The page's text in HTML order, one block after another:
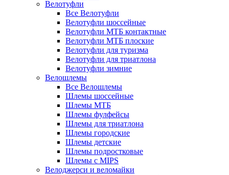
Велотуфли
Все Велотуфли
Велотуфли шоссейные
Велотуфли МТБ контактные
Велотуфли МТБ плоские
Велотуфли для туризма
Велотуфли для триатлона
Велотуфли зимние
Велошлемы
Все Велошлемы
Шлемы шоссейные
Шлемы МТБ
Шлемы фулфейсы
Шлемы для триатлона
Шлемы городские
Шлемы детские
Шлемы подростковые
Шлемы с MIPS
Велоджерси и веломайки